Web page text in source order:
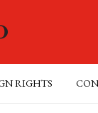
RIGHTS